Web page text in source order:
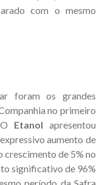
com o mesmo
foram os grandes
no primeiro
Etanol apresentou
aumento de
crescimento de 5% no
significativo de 96%